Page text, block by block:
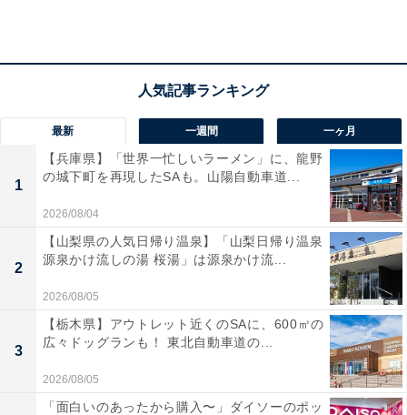
実は「お茶づけ海苔」には抹茶がそもそも入っているの
で、さらにお茶を入れると濃くなってしまいます。
もちろん作る人の好みですが、永谷園の公式サイトでは
「熱いお湯をお使いいただくと抹茶本来の風味がほどよ
く引き立ちます。ぜひお湯をかけてご賞味ください」と
紹介されています。
最新 一週間 一ヶ月
1
【兵庫県】「世界一忙しいラーメン」に、龍野
の城下町を再現したSAも。山陽自動車道...
2026/08/04
2
【山梨県の人気日帰り温泉】「山梨日帰り温泉
源泉かけ流しの湯 桜湯」は源泉かけ流...
2026/08/05
3
【栃木県】アウトレット近くのSAに、600㎡の
広々ドッグランも！ 東北自動車道の...
2026/08/05
「面白いのあったから購入〜」ダイソーのポッ